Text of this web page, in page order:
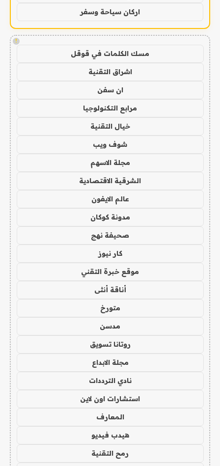
اركان سياحة وسفر
!
مسك الكلمات في قوقل
اشراق التقنية
ان سفن
مرابع التكنولوجيا
خيال التقنية
شوف ويب
مجلة الاسهم
الشرقية الاقتصادية
عالم الايفون
مدونة كوكان
صحيفة نهج
كار نيوز
موقع خبرة التقني
أناقة أنثى
متورخ
مدسن
روتانا تسويق
مجلة الابداع
نادي الترددات
استشارات اون لاين
المعارف
هيدب فيديو
رمح التقنية